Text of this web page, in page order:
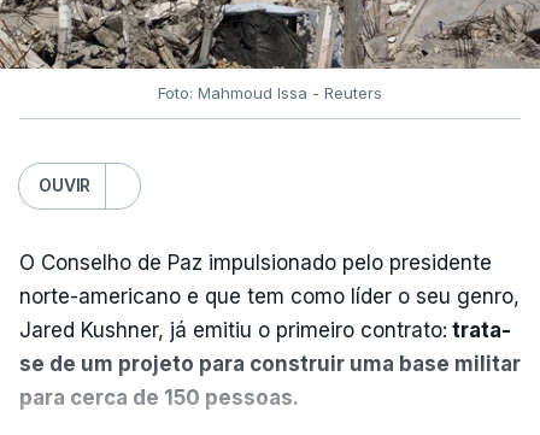
Foto: Mahmoud Issa - Reuters
OUVIR
O Conselho de Paz impulsionado pelo presidente
norte-americano e que tem como líder o seu genro,
Jared Kushner, já emitiu o primeiro contrato: trata-
se de um projeto para construir uma base militar
para cerca de 150 pessoas.